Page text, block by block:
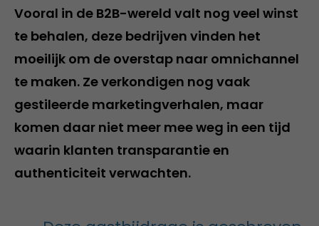
Vooral in de B2B-wereld valt nog veel winst
te behalen, deze bedrijven vinden het
moeilijk om de overstap naar omnichannel
te maken. Ze verkondigen nog vaak
gestileerde marketingverhalen, maar
komen daar niet meer mee weg in een tijd
waarin klanten transparantie en
authenticiteit verwachten.